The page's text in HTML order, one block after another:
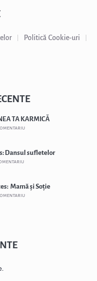
Politică Cookie-uri
TA KARMICĂ
Dansul sufletelor
Mamă și Soție